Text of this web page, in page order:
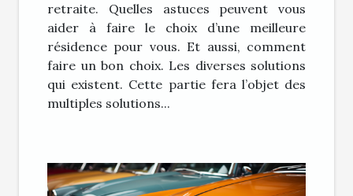
retraite. Quelles astuces peuvent vous
aider à faire le choix d’une meilleure
résidence pour vous. Et aussi, comment
faire un bon choix. Les diverses solutions
qui existent. Cette partie fera l’objet des
multiples solutions...